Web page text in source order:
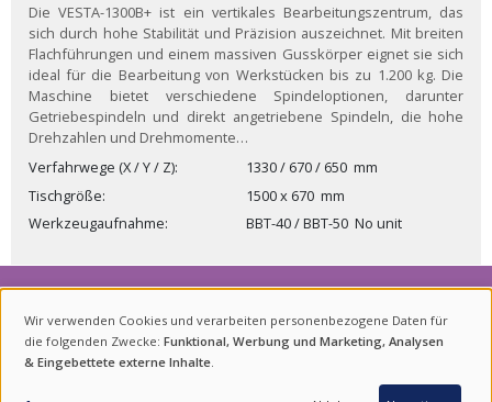
Die VESTA-1300B+ ist ein vertikales Bearbeitungszentrum, das
sich durch hohe Stabilität und Präzision auszeichnet. Mit breiten
Flachführungen und einem massiven Gusskörper eignet sie sich
ideal für die Bearbeitung von Werkstücken bis zu 1.200 kg. Die
Maschine bietet verschiedene Spindeloptionen, darunter
Getriebespindeln und direkt angetriebene Spindeln, die hohe
Drehzahlen und Drehmomente…
Verfahrwege (X / Y / Z)
1330 / 670 / 650 mm
Tischgröße
1500 x 670 mm
Werkzeugaufnahme
BBT-40 / BBT-50 No unit
NEWSLETTER
Für Neuigkeiten zu Produkten und Veranstaltungen sowie
Aktions-Angebote abonnieren Sie bitte unseren Newsletter.
VERWENDUNG
VON
Wir verwenden Cookies und verarbeiten personenbezogene Daten für
die folgenden Zwecke:Funktional, Werbung und Marketing, Analysen
& Eingebettete externe Inhalte.